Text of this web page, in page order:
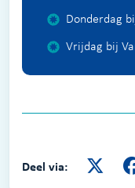
Donderdag
Vrijdag bij
Deel via: